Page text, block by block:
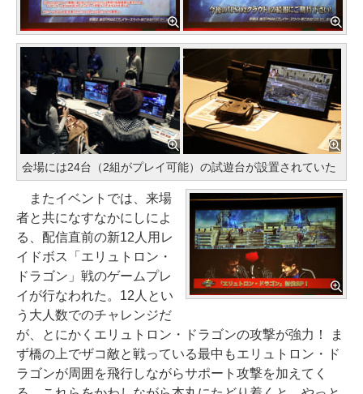
会場には24台（2組がプレイ可能）の試遊台が設置されていた
またイベントでは、来場
者と共になすなかにしによ
る、配信直前の新12人用レ
イドボス「エリュトロン・
ドラゴン」戦のゲームプレ
イが行なわれた。12人とい
う大人数でのチャレンジだ
が、とにかくエリュトロン・ドラゴンの攻撃が強力！ ま
ず橋の上でザコ敵と戦っている最中もエリュトロン・ド
ラゴンが周囲を飛行しながらサポート攻撃を加えてく